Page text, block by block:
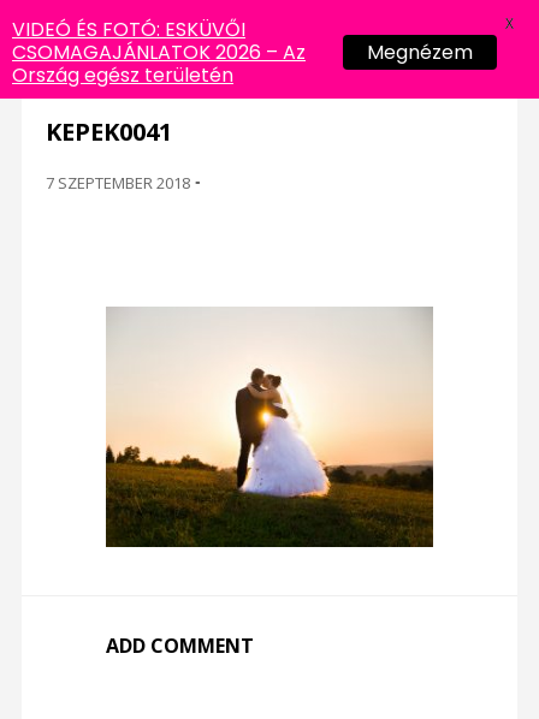
KEPEK0041
7 SZEPTEMBER 2018 -
ADD COMMENT
VIDEÓ ÉS FOTÓ: ESKÜVŐI
CSOMAGAJÁNLATOK 2026 – Az
Ország egész területén
Megnézem
X